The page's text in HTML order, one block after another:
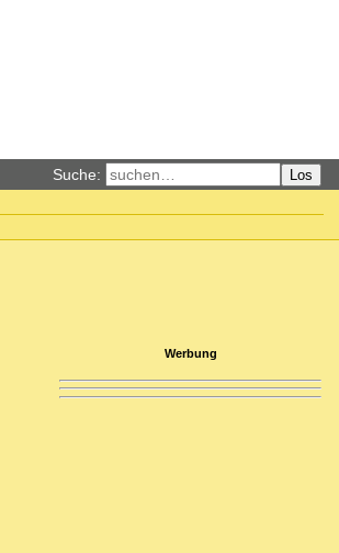
Suche: Los
Werbung